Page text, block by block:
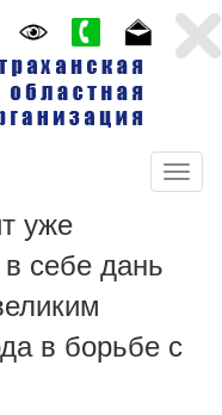
уже
себе дань
в борьбе с